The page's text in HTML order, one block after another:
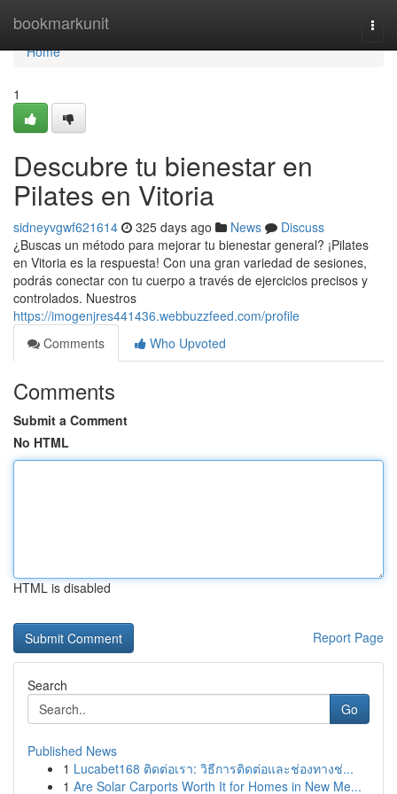
bookmarkunit
Home
Home
1
Descubre tu bienestar en
Pilates en Vitoria
sidneyvgwf621614 325 days ago News
Discuss
¿Buscas un método para mejorar tu bienestar general? ¡Pilates
en Vitoria es la respuesta! Con una gran variedad de sesiones,
podrás conectar con tu cuerpo a través de ejercicios precisos y
controlados. Nuestros
https://imogenjres441436.webbuzzfeed.com/profile
Comments
Who Upvoted
Comments
Submit a Comment
No HTML
HTML is disabled
Report Page
Search
Go
Published News
1 Lucabet168 ติดต่อเรา: วิธีการติดต่อและช่องทางช่...
1 Are Solar Carports Worth It for Homes in New Me...